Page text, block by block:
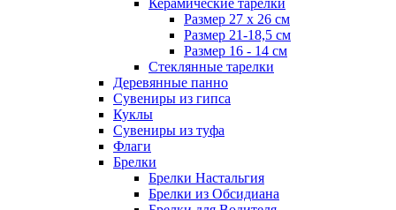
Керамические тарелки
Размер 27 х 26 см
Размер 21-18,5 см
Размер 16 - 14 см
Стеклянные тарелки
Деревянные панно
Сувениры из гипса
Куклы
Сувениры из туфа
Флаги
Брелки
Брелки Настальгия
Брелки из Обсидиана